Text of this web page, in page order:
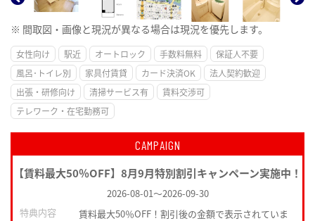
※ 間取図・画像と現況が異なる場合は現況を優先します。
女性向け 駅近 オートロック 手数料無料
保証人不要
風呂･トイレ別
家具付賃貸 カード決済OK
法人契約歓迎
出張・研修向け
清掃サービス有
賃料交渉可
テレワーク・在宅勤務可
CAMPAIGN
【賃料最大50％OFF】8月9月特別割引キャンペーン実施中！
2026-08-01～2026-09-30
特典内容
賃料最大50％OFF！割引後の金額で表示されていま